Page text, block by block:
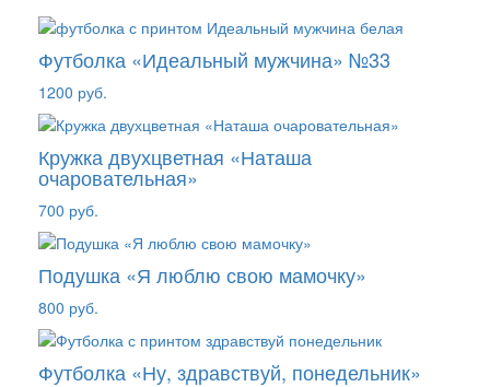
Футболка «Идеальный мужчина» №33
1200 руб.
Кружка двухцветная «Наташа
очаровательная»
700 руб.
Подушка «Я люблю свою мамочку»
800 руб.
Футболка «Ну, здравствуй, понедельник»